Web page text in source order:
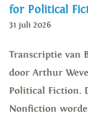
for Political
31 juli 2026
Transcriptie van
door Arthur
Political Fiction.
Nonfiction